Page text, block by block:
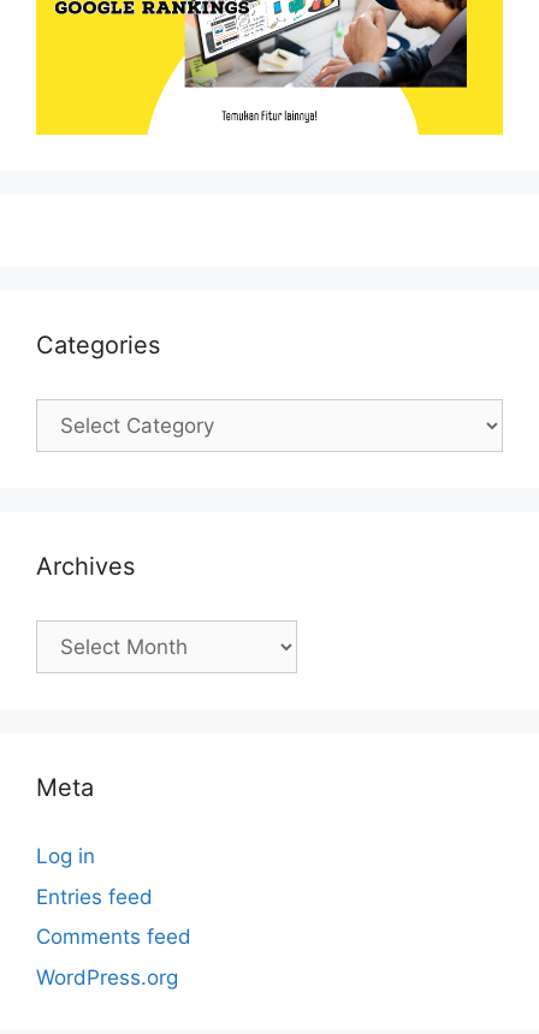
Categories
Categories
Archives
Archives
Meta
Log in
Entries feed
Comments feed
WordPress.org